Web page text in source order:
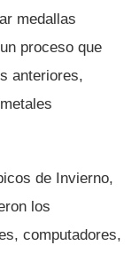
medallas
proceso que
anteriores,
de Invierno,
los
computadores,